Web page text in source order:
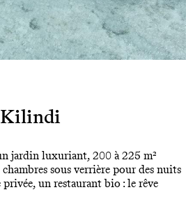
Kilindi
jardin luxuriant, 200 à 225 m²
sous verrière pour des nuits
privée, un restaurant bio : le rêve